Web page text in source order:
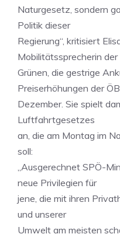
Naturgesetz, sondern
Politik dieser
Regierung“, kritisiert
Mobilitätssprecherin der
Grünen, die gestrige
Preiserhöhungen der
Dezember. Sie spielt
Luftfahrtgesetzes
an, die am Montag im
soll:
„Ausgerechnet SPÖ-
neue Privilegien für
jene, die mit ihren
und unserer
Umwelt am meisten